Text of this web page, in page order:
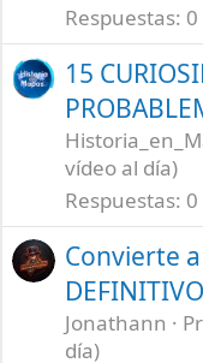
Respuestas 0
15
vídeo al día)
Respuestas 0
Convierte
Jonathann
día)